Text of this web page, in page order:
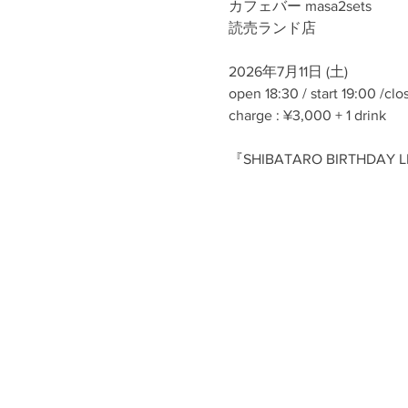
カフェバー masa2sets
読売ランド店
2026年7月11日 (土)
open 18:30 / start 19:00 /
charge : ¥3,000 + 1 drink
『SHIBATARO BIRTHDAY